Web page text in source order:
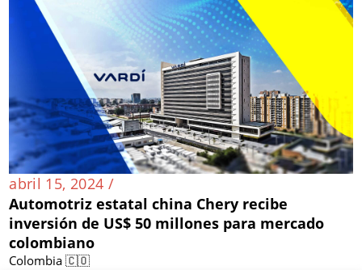
abril 15, 2024 /
Automotriz estatal china Chery recibe
inversión de US$ 50 millones para mercado
colombiano
Colombia 🇨🇴